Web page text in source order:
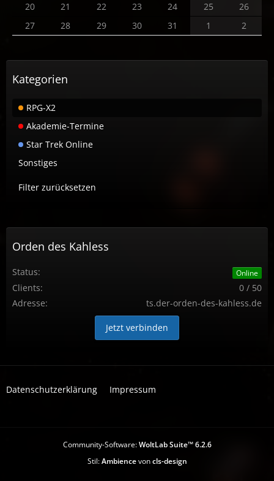
20
21 22 23 24 25
26
27
28 29 30 31 1 2
Kategorien
RPG-X2
Akademie-Termine
Star Trek Online
Sonstiges
Filter zurücksetzen
Orden des Kahless
Status: Online
Clients:
0 / 50
Adresse:
ts.der-orden-des-kahless.de
Jetzt verbinden
Datenschutzerklärung Impressum
Community-Software:WoltLab Suite™ 6.2.6
Stil:Ambiencevoncls-design